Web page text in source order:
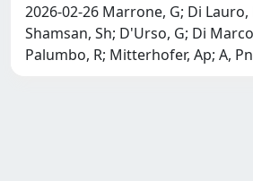
2026-02-26 Marrone, G; Di Lauro,
Shamsan, Sh; D'Urso, G; Di
Palumbo, R; Mitterhofer, Ap; A,